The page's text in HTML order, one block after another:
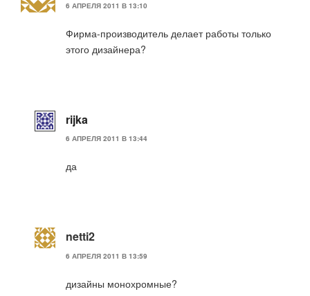
6 АПРЕЛЯ 2011 В 13:10
Фирма-производитель делает работы только
этого дизайнера?
rijka
6 АПРЕЛЯ 2011 В 13:44
да
netti2
6 АПРЕЛЯ 2011 В 13:59
дизайны монохромные?